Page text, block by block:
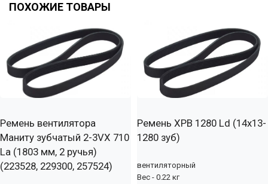
ПОХОЖИЕ ТОВАРЫ
Ремень вентилятора
Маниту зубчатый 2-3VX 710
La (1803 мм, 2 ручья)
(223528, 229300, 257524)
Ремень XPB 1280 Ld (14х13-
1280 зуб)
вентиляторный
Вес - 0.22 кг